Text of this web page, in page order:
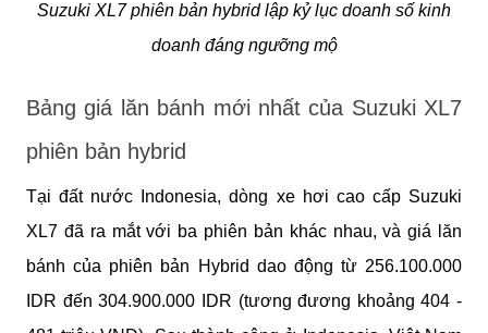
Suzuki XL7 phiên bản hybrid lập kỷ lục doanh số kinh
doanh đáng ngưỡng mộ
Bảng giá lăn bánh mới nhất của Suzuki XL7
phiên bản hybrid
Tại đất nước Indonesia, dòng xe hơi cao cấp Suzuki
XL7 đã ra mắt với ba phiên bản khác nhau, và giá lăn
bánh của phiên bản Hybrid dao động từ 256.100.000
IDR đến 304.900.000 IDR (tương đương khoảng 404 -